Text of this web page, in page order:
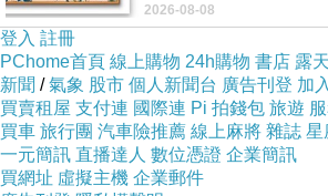
生嚴重火警，民進黨立委只會扯
不好好解決眼前問題只會喊窮
頭！
同時，我一直不斷懷疑，民進黨
沒錢，搞大罷免就有錢了，是不
不想做的話就不要做了！沒有人
藍色顏料在白色畫布上揮
2026-08-08
登入 註冊
PChome首頁 線上購物 24h購物 書店 露
新聞 /氣象 股市 個人新聞台 廣告刊登 加
買賣租屋 支付連 國際連 Pi 拍錢包 旅遊
買車 旅行團 汽車險推薦 線上麻將 雜誌 星
一元簡訊 直播達人 數位憑證 企業簡訊
買網址 虛擬主機 企業郵件